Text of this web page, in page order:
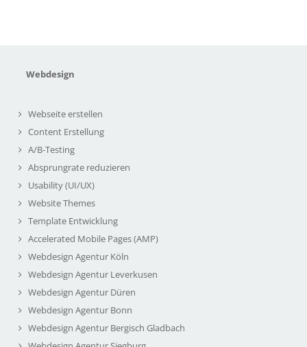
Webdesign
Webseite erstellen
Content Erstellung
A/B-Testing
Absprungrate reduzieren
Usability (UI/UX)
Website Themes
Template Entwicklung
Accelerated Mobile Pages (AMP)
Webdesign Agentur Köln
Webdesign Agentur Leverkusen
Webdesign Agentur Düren
Webdesign Agentur Bonn
Webdesign Agentur Bergisch Gladbach